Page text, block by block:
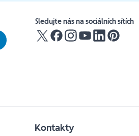
Sledujte nás na sociálních sítích
Kontakty